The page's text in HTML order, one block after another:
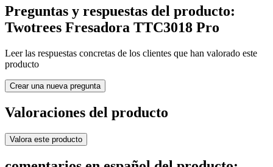
Preguntas y respuestas del producto:
Twotrees Fresadora TTC3018 Pro
Leer las respuestas concretas de los clientes que han valorado este
producto
Crear una nueva pregunta
Valoraciones del producto
Valora este producto